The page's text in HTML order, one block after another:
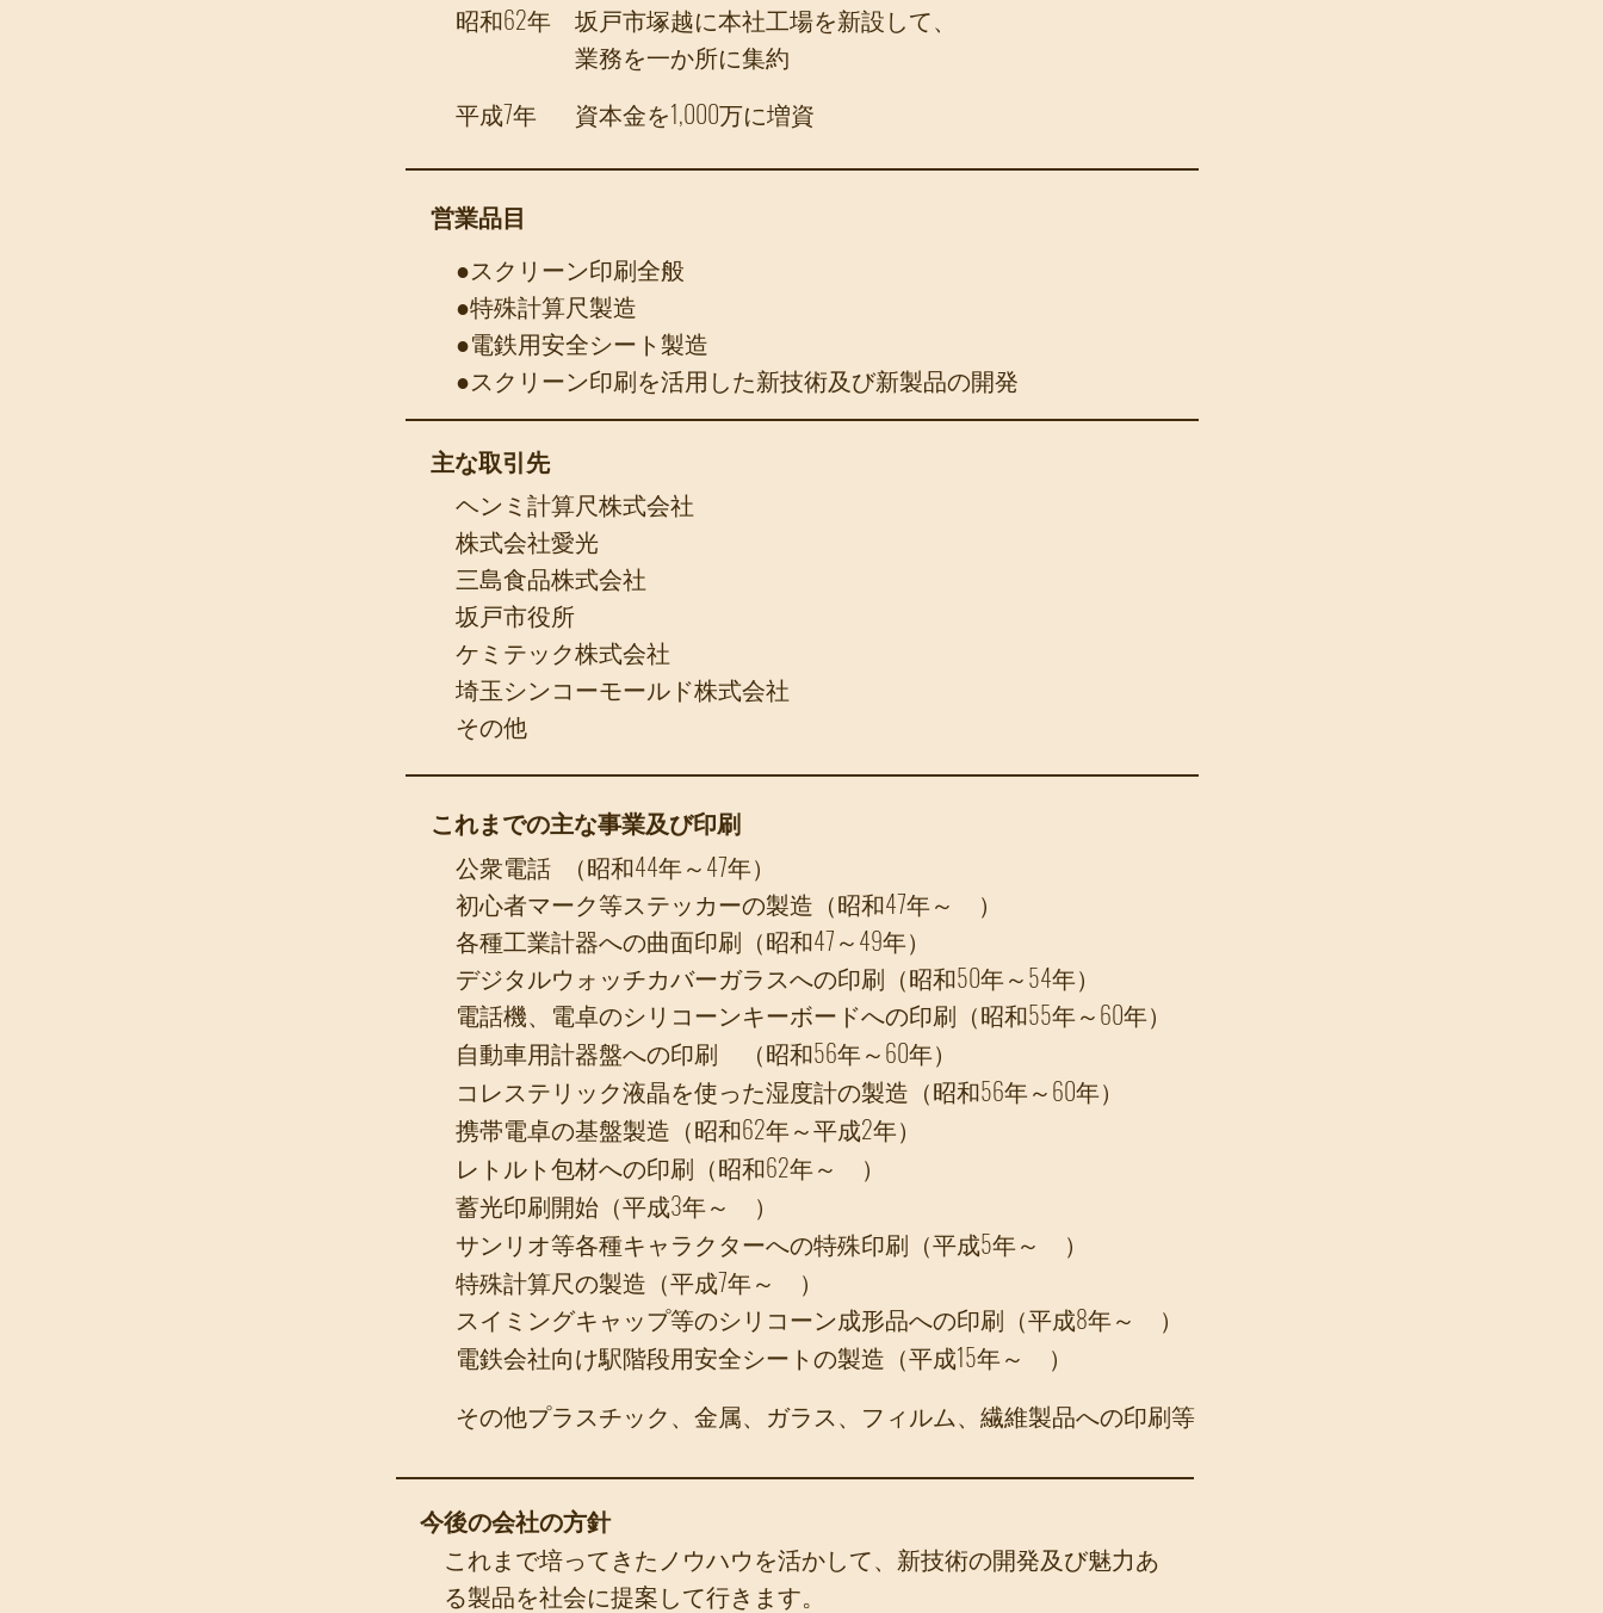
昭和62年
坂戸市塚越に本社工場を新設して、
業務を一か所に集約
平成7年
資本金を1,000万に増資
​営業品目
●スクリーン印刷全般
●特殊計算尺製造
●電鉄用安全シート製造
●スクリーン印刷を活用した新技術及び新製品の開発
主な取引先
ヘンミ計算尺株式会社
株式会社愛光
三島食品株式会社
坂戸市役所
ケミテック株式会社
埼玉シンコーモールド株式会社
その他
​これまでの主な事業及び印刷
公衆電話
（昭和44年～47年）
初心者マーク等ステッカーの製造 （昭和47年～ ）
各種工業計器への曲面印刷 （昭和47～49年）
デジタルウォッチカバーガラスへの印刷 （昭和50年～54年）
電話機、電卓のシリコーンキーボードへの印刷 （昭和55年～60年）
自動車用計器盤への印刷
（昭和56年～60年）
コレステリック液晶を使った湿度計の製造 （昭和56年～60年）
携帯電卓の基盤製造 （昭和62年～平成2年）
レトルト包材への印刷 （昭和62年～ ）
蓄光印刷開始 （平成3年～ ）
サンリオ等各種キャラクターへの特殊印刷 （平成5年～ ）
特殊計算尺の製造 （平成7年～ ）
スイミングキャップ等のシリコーン成形品への印刷 （平成8年～ ）
電鉄会社向け駅階段用安全シートの製造 （平成15年～ ）
その他プラスチック、金属、ガラス、フィルム、繊維製品への印刷等
​今後の会社の方針
これまで培ってきたノウハウを活かして、新技術の開発及び魅力あ
る製品を社会に提案して行きます。